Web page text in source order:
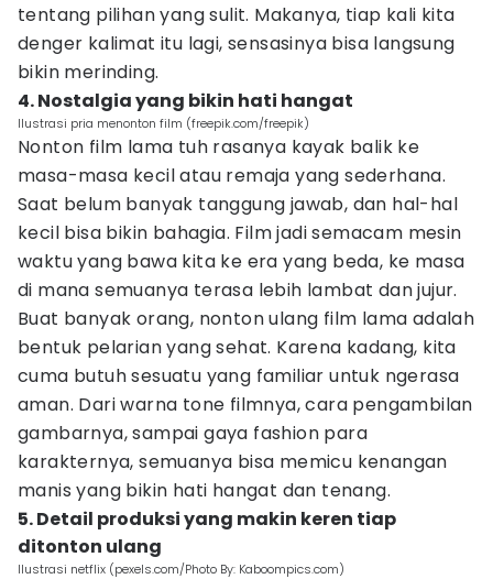
tentang pilihan yang sulit. Makanya, tiap kali kita
denger kalimat itu lagi, sensasinya bisa langsung
bikin merinding.
4. Nostalgia yang bikin hati hangat
Ilustrasi pria menonton film (freepik.com/freepik)
Nonton film lama tuh rasanya kayak balik ke
masa-masa kecil atau remaja yang sederhana.
Saat belum banyak tanggung jawab, dan hal-hal
kecil bisa bikin bahagia. Film jadi semacam mesin
waktu yang bawa kita ke era yang beda, ke masa
di mana semuanya terasa lebih lambat dan jujur.
Buat banyak orang, nonton ulang film lama adalah
bentuk pelarian yang sehat. Karena kadang, kita
cuma butuh sesuatu yang familiar untuk ngerasa
aman. Dari warna tone filmnya, cara pengambilan
gambarnya, sampai gaya fashion para
karakternya, semuanya bisa memicu kenangan
manis yang bikin hati hangat dan tenang.
5. Detail produksi yang makin keren tiap
ditonton ulang
Ilustrasi netflix (pexels.com/Photo By: Kaboompics.com)